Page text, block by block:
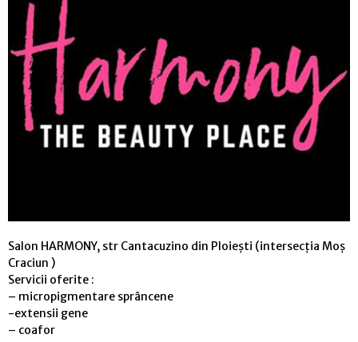
Salon HARMONY, str Cantacuzino din Ploiești (intersecția Moș
Craciun )
Servicii oferite :
– micropigmentare sprâncene
-extensii gene
– coafor